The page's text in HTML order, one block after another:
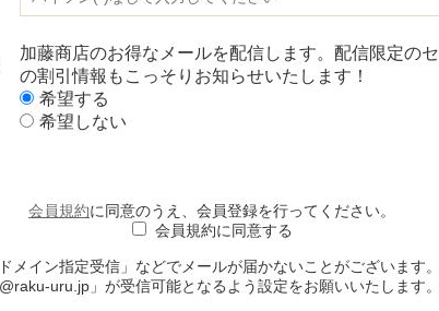
加藤商店のお得なメールを配信します。配信限定の
の割引情報もこっそりお知らせいたします！
希望する
希望しない
会員規約に同意のうえ、会員登録を行ってください。
会員規約に同意する
ドメイン指定受信」などでメールが届かないことがございます。
@raku-uru.jp」が受信可能となるよう設定をお願いいたします。